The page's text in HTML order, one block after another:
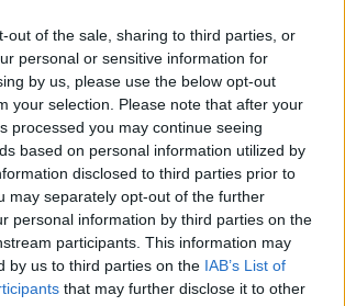
out of the sale, sharing to third parties, or
personal or sensitive information for
by us, please use the below opt-out
your selection. Please note that after your
processed you may continue seeing
based on personal information utilized by
disclosed to third parties prior to
may separately opt-out of the further
personal information by third parties on the
participants. This information may
by us to third parties on the IAB’s List of
that may further disclose it to other
15.05.2025 00:00
0-1: Ο Εντόι χάρισε το
"ροσομπλού" του
στο newsletter